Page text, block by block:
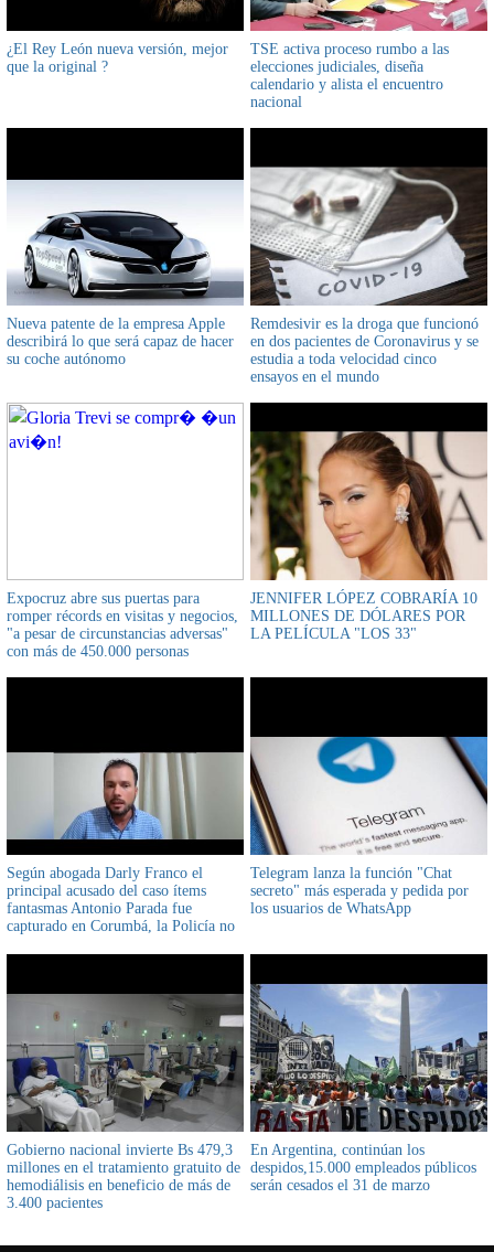
¿El Rey León nueva versión, mejor
que la original ?
TSE activa proceso rumbo a las
elecciones judiciales, diseña
calendario y alista el encuentro
nacional
Nueva patente de la empresa Apple
describirá lo que será capaz de hacer
su coche autónomo
Remdesivir es la droga que funcionó
en dos pacientes de Coronavirus y se
estudia a toda velocidad cinco
ensayos en el mundo
Expocruz abre sus puertas para
romper récords en visitas y negocios,
"a pesar de circunstancias adversas"
con más de 450.000 personas
JENNIFER LÓPEZ COBRARÍA 10
MILLONES DE DÓLARES POR
LA PELÍCULA "LOS 33"
Según abogada Darly Franco el
principal acusado del caso ítems
fantasmas Antonio Parada fue
capturado en Corumbá, la Policía no
Telegram lanza la función "Chat
secreto" más esperada y pedida por
los usuarios de WhatsApp
Gobierno nacional invierte Bs 479,3
millones en el tratamiento gratuito de
hemodiálisis en beneficio de más de
3.400 pacientes
En Argentina, continúan los
despidos,15.000 empleados públicos
serán cesados el 31 de marzo